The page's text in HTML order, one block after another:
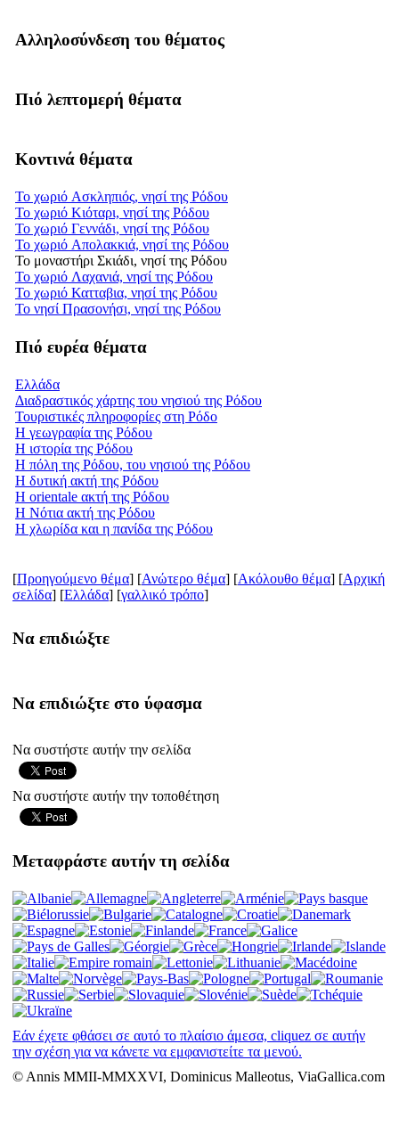
Αλληλοσύνδεση του θέματος
Πιό λεπτομερή θέματα
Κοντινά θέματα
Το χωριό Ασκληπιός, νησί της Ρόδου
Το χωριό Κιόταρι, νησί της Ρόδου
Το χωριό Γεννάδι, νησί της Ρόδου
Το χωριό Απολακκιά, νησί της Ρόδου
Το μοναστήρι Σκιάδι, νησί της Ρόδου
Το χωριό Λαχανιά, νησί της Ρόδου
Το χωριό Κατταβια, νησί της Ρόδου
Το νησί Πρασονήσι, νησί της Ρόδου
Πιό ευρέα θέματα
Ελλάδα
Διαδραστικός χάρτης του νησιού της Ρόδου
Τουριστικές πληροφορίες στη Ρόδο
Η γεωγραφία της Ρόδου
Η ιστορία της Ρόδου
Η πόλη της Ρόδου, του νησιού της Ρόδου
Η δυτική ακτή της Ρόδου
Η orientale ακτή της Ρόδου
Η Νότια ακτή της Ρόδου
Η χλωρίδα και η πανίδα της Ρόδου
[Προηγούμενο θέμα] [Ανώτερο θέμα] [Ακόλουθο θέμα] [Aρχική
σελίδα] [Ελλάδα] [γαλλικό τρόπο]
Να επιδιώξτε
Να επιδιώξτε στο ύφασμα
Να συστήστε αυτήν την σελίδα
Να συστήστε αυτήν την τοποθέτηση
Μεταφράστε αυτήν τη σελίδα
Εάν έχετε φθάσει σε αυτό το πλαίσιο άμεσα, cliquez σε αυτήν
την σχέση για να κάνετε να εμφανιστείτε τα μενού.
© Annis MMII-MMXXVI, Dominicus Malleotus, ViaGallica.com